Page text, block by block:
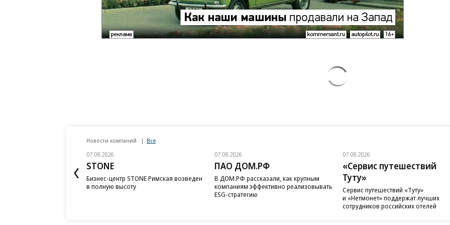
Новости компаний Все
07.08.2026
STONE
Бизнес-центр STONE Римская возведен
в полную высоту
07.08.2026
ПАО ДОМ.РФ
В ДОМ.РФ рассказали, как крупным
компаниям эффективно реализовывать
ESG-стратегию
07.08.2026
«Сервис путешествий
Туту»
Сервис путешествий «Туту»
и «Нетмонет» поддержат лучших
сотрудников российских отелей